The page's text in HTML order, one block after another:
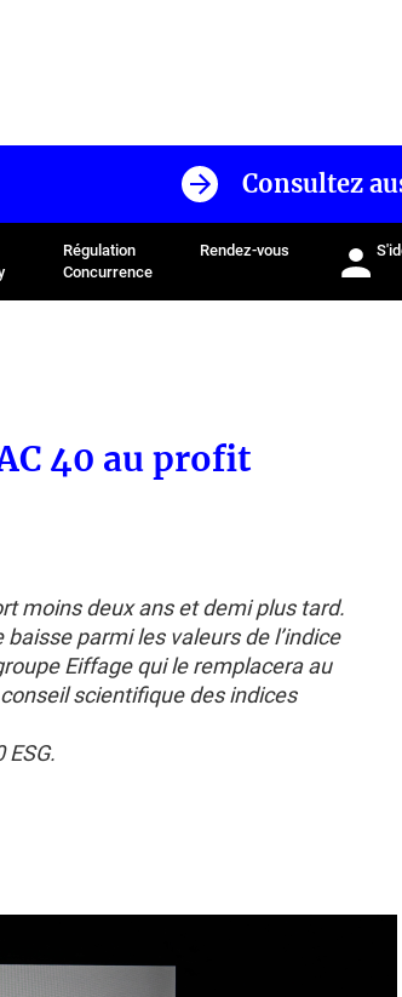
Consultez
Régulation
Concurrence
Rendez-vous
40 au profit
moins deux ans et demi plus tard.
parmi les valeurs de l’indice
Eiffage qui le remplacera au
scientifique des indices